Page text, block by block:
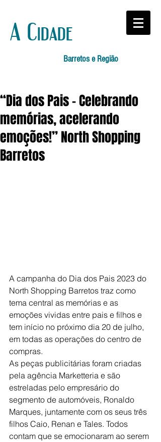
A Cidade
Barretos e Região
“Dia dos Pais – Celebrando
memórias, acelerando
emoções!” North Shopping
Barretos
A campanha do Dia dos Pais 2023 do
North Shopping Barretos traz como
tema central as memórias e as
emoções vividas entre pais e filhos e
tem início no próximo dia 20 de julho,
em todas as operações do centro de
compras.
As peças publicitárias foram criadas
pela agência Marketteria e são
estreladas pelo empresário do
segmento de automóveis, Ronaldo
Marques, juntamente com os seus três
filhos Caio, Renan e Tales. Todos
contam que se emocionaram ao serem